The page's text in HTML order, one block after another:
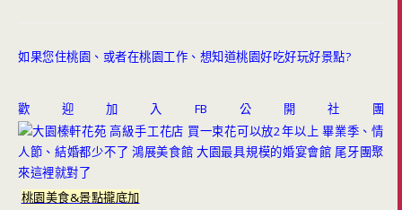
如果您住桃園、或者在桃園工作、想知道桃園好吃好玩好景點?
歡迎加入FB公開社團
桃園美食&景點攏底加